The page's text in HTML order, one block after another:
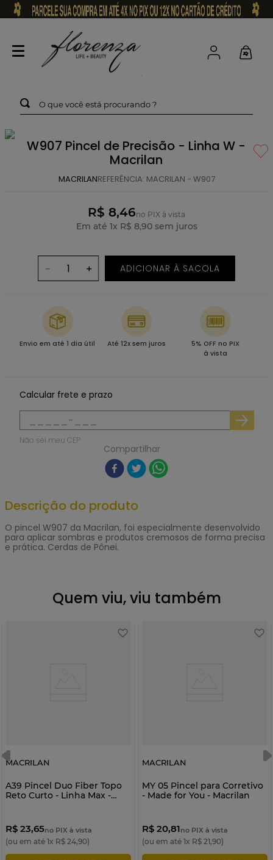
O que você está procurando ?
W907 Pincel de Precisão - Linha W -
Macrilan
MACRILANREFERÊNCIA: MACRILAN - W907
R$ 8,46no PIX à vista
Em até 1x R$ 8,90sem juros
＋
－ ADICIONAR À SACOLA
Envio em até 1 dia útil Até 12x sem juros
5% OFF no PIX
à vista
Calcular frete e prazo
Não sei meu CEP
Compartilhar
Descrição do produto
O pincel W907 da Macrilan, foi especialmente desenvolvido
para aplicar sombras e produtos cremosos de forma precisa
e prática. Cerdas de Pônei.
Quem viu, viu também
MACRILAN
A39 Pincel Duo Fiber Topo
Reto Curto - Linha Max -
R$ 23,65no PIX à vista
(ou em até 1x R$ 24,90)
MACRILAN
MY 05 Pincel para Corretivo
- Made for You - Macrilan
R$ 20,81no PIX à vista
(ou em até 1x R$ 21,90)